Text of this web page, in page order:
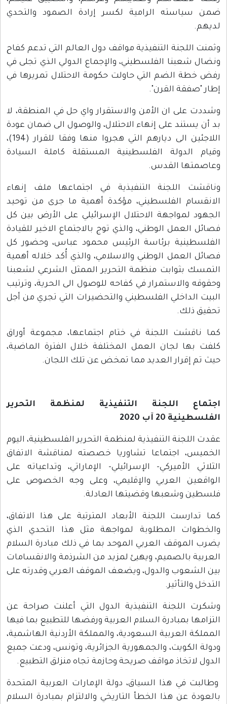
ضمن سياسته الرامية لكسر إرادة الصمود والتحدي
لديهم.
وثمنت اللجنة التنفيذية مواقف دول العالم التي تدعم كفاح
ونضال شعبنا الفلسطيني، والإجماع الدولي الذي تجلى في
رفض خطة الضم التي حاولت حكومة الاحتلال تمريرها في
إطار "صفقة القرن".
وشددت على ان الأمن والاستقرار واي حل في المنطقة، لا
بد أن يستند على إنهاء الاحتلال، والوصول الى ضمان عودة
اللاجئين الى ديارهم التي هجروا منها وفقا للقرار (194)،
وقيام الدولة الفلسطينية المستقلة كاملة السيادة
وعاصمتها القدس.
وناقشت اللجنة التنفيذية في اجتماعها ملف إنهاء
الانقسام الفلسطيني، مؤكدة أهمية ما جرى من توحيد
الجهود لمواجهة الاحتلال الإسرائيلي على الأرض بين كل
فصائل العمل الوطني، والذي توج بالاجتماع الاخير للقيادة
الفلسطينية برئاسة الرئيس محمود عباس، وحضور كل
فصائل العمل الوطني والاسلامي، والذي أُكد خلاله أهمية
التمسك بثوابت منظمة التحرير الممثل الشرعي لشعبنا
وحقوقه والاستمرار في كفاحه للوصول الى الحرية، وترتيب
البيت الداخلي الفلسطيني والتحضيرات التي تجري من أجل
تحقيق ذلك.
كما ناقشت اللجنة في ختام اجتماعها، مجموعة أوراق
كلفت بها لجان العمل المختلفة خلال الفترة الماضية،
حيث تم إقرار العديد مما تمخض عن تلك اللجان.
اجتماع اللجنة التنفيذية لمنظمة التحرير
الفلسطينية 20 آب 2020
عقدت اللجنة التنفيذية لمنظمة التحرير الفلسطينية، اليوم
الخميس، اجتماعا تشاوريا خصصته لمناقشة الاتفاق
الثلاثي الأميركي- الإسرائيلي- الإماراتي، وتداعياته على
الواقعين العربي والإقليمي، وعلى وجه الخصوص على
فلسطين وشعبها وقضيتها العادلة.
كما تدارست اللجنة الأبعاد المترتبة على هذا الاتفاق،
والخطوات المطلوبة لمواجهة مثل هذا التحدي الذي
يضرب الموقف العربي الموحد بما في ذلك مبادرة السلام
العربية بالصميم، ويهيئ لمزيد من الشرذمة والانقسامات
بين الشعوب والدول، ويضعف الموقف العربي وقدرته على
التدخل والتأثير.
وشكرت اللجنة التنفيذية الدول التي أعلنت صراحة عن
التزامها بمبادرة السلام العربية ورفضها للتطبيع بما فيها
المملكة العربية السعودية، والمملكة الأردنية الهاشمية،
ودولة الكويت، والجمهورية الجزائرية، وتونس، ودعت جميع
الدول لاتخاذ مواقف صريحة وحازمة تجاه منزلق التطبيع.
وطالبت في هذا السياق، دولة الإمارات العربية المتحدة
بالعودة عن هذا الخطأ التاريخي والالتزام بمبادرة السلام